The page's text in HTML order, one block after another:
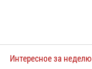
Интересное за неделю